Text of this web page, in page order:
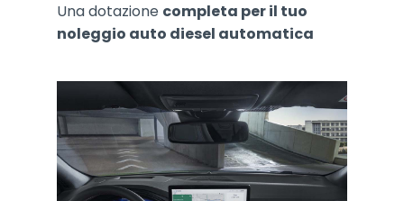
Una dotazione completa per il tuo
noleggio auto diesel automatica